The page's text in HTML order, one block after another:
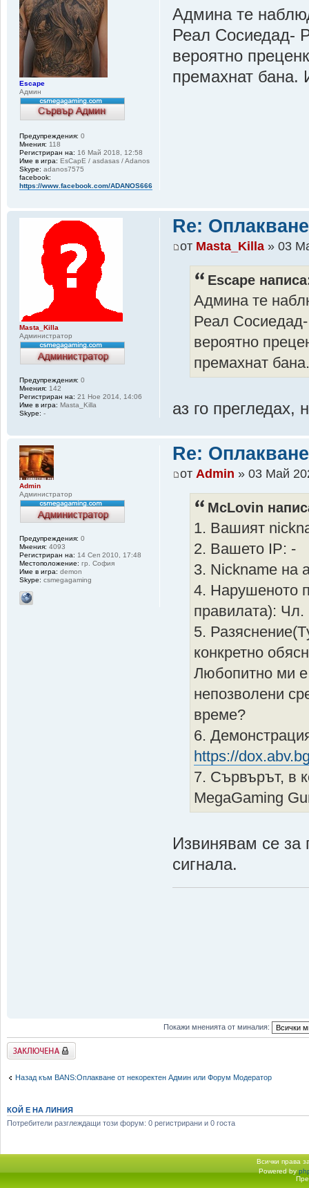
Админа те
Реал Сосиедад-
вероятно
премахнат бана.
Escape
Админ
Предупреждения: 0
Мнения: 118
Регистриран на: 16 Май 2018, 12:58
Име в игра: EsCapE / asdasas / Adanos
Skype: adanos7575
facebook:
https://www.facebook.com/ADANOS666
Re:
от Masta_Killa » 03
Escape
Админа те
Реал
вероятно
премахнат
аз го прегледах,
Masta_Killa
Администратор
Предупреждения: 0
Мнения: 142
Регистриран на: 21 Ное 2014, 14:06
Име в игра: Masta_Killa
Skype: -
Re:
отAdmin » 03 Май
McLovin
1. Вашият
2. Вашето IP: -
3. Nickname на
4. Нарушеното
правилата): Чл.
5.
конкретно
Любопитно ми е
непозволени
време?
6.
https://
7. Сървърът, в
MegaGaming
Извинявам се за
сигнала.
Admin
Администратор
Предупреждения: 0
Мнения: 4093
Регистриран на: 14 Сеп 2010, 17:48
Местоположение: гр. София
Име в игра: demon
Skype: csmegagaming
Покажи мненията от миналия:
Заключена
Назад към BANS:Оплакване от некоректен Админ или Форум Модератор
КОЙ Е НА ЛИНИЯ
Потребители разглеждащи този форум: 0 регистрирани и 0 госта
Всички права
Начало форум Powered by